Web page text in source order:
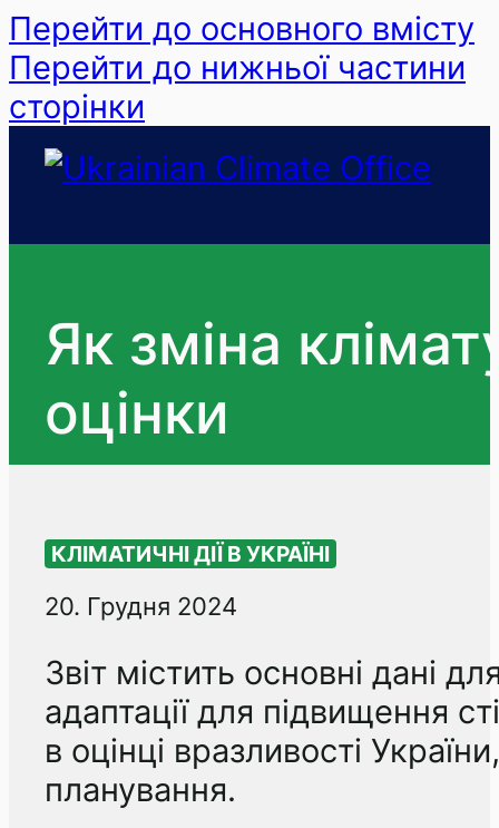
Перейти до основного вмісту
Перейти до нижньої частини
сторінки
Як зміна
оцінки
КЛІМАТИЧНІ ДІЇ В УКРАЇНІ
20. Грудня 2024
Звіт містить основні дані
адаптації для підвищення
в оцінці вразливості
планування.